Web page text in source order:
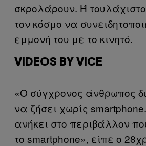
σκρολάρουν. Ή
τον κόσμο να
εμμονή του με το κινητό.
VIDEOS BY VICE
«Ο σύγχρονος άνθρωπος
να ζήσει χωρίς
ανήκει στο περιβάλλον
το smartphone», είπε ο